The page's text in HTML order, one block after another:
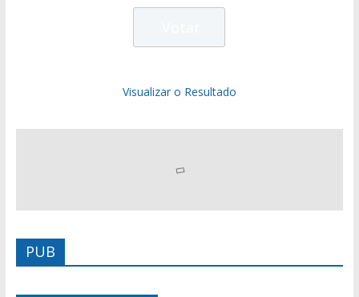
Visualizar o Resultado
PUB